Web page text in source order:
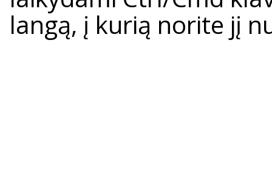
langą, į kurią norite jį